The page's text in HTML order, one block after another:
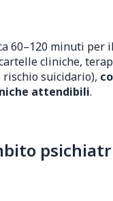
minuti per
cliniche,
rischio suicidario),
attendibili.